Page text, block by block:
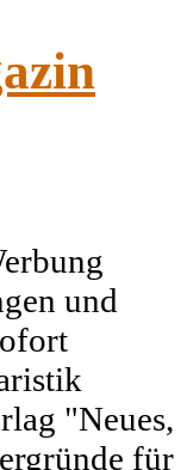
und
"Neues,
für